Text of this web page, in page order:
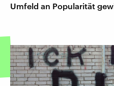
Umfeld an Popularität